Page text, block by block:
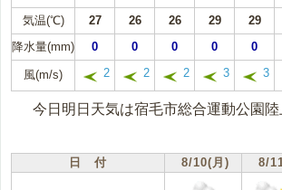
気温(℃) 27 26 26 29 29
降水量(mm)
0 0 0 0 0
風(m/s) 2 2 2 3 3
今日明日天気は宿毛市総合運動公園
日 付 8/10(月) 8/